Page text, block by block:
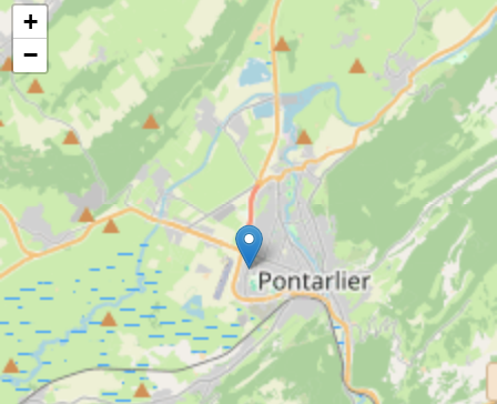
+
−